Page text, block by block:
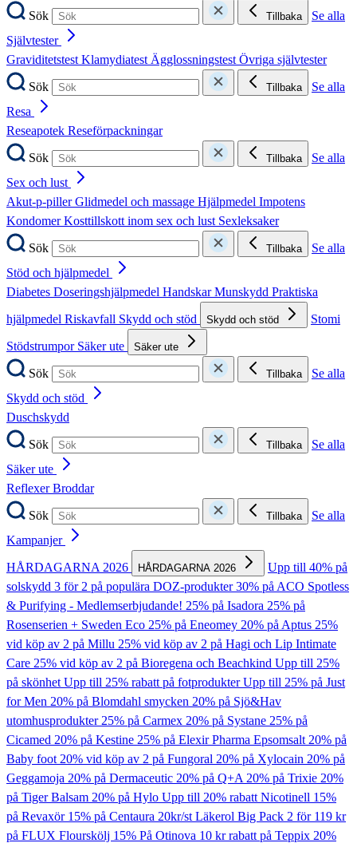
Sök
Tillbaka
Se alla
Självtester
GraviditetstestKlamydiatestÄgglossningstestÖvriga självtester
Sök
Tillbaka
Se alla
Resa
Reseapotek Reseförpackningar
Sök
Tillbaka
Se alla
Sex och lust
Akut-p-pillerGlidmedel och massage Hjälpmedel Impotens
KondomerKosttillskott inom sex och lust Sexleksaker
Sök
Tillbaka
Se alla
Stöd och hjälpmedel
Diabetes Doseringshjälpmedel HandskarMunskydd Praktiska
hjälpmedel Riskavfall Skydd och stöd Skydd och stöd
Stomi
Stödstrumpor Säker ute Säker ute
Sök Tillbaka
Se alla
Skydd och stöd
Duschskydd
Sök
Tillbaka
Se alla
Säker ute
ReflexerBroddar
Sök
Tillbaka
Se alla
Kampanjer
HÅRDAGARNA 2026
HÅRDAGARNA 2026
Upp till 40% på
solskydd 3 för 2 på populära DOZ-produkter30% på ACO Spotless
& Purifying - Medlemserbjudande! 25% på Isadora 25% på
Rosenserien + Sweden Eco 25% på Eneomey 20% på Aptus 25%
vid köp av 2 på Millu 25% vid köp av 2 på Hagi och Lip Intimate
Care 25% vid köp av 2 på Bioregena och Beachkind Upp till 25%
på skönhetUpp till 25% rabatt på fotprodukterUpp till 25% på Just
for Men 20% på Blomdahl smycken 20% på Sjö&Hav
utomhusprodukter25% på Carmex 20% på Systane 25% på
Cicamed 20% på Kestine 25% på Elexir Pharma Epsomsalt20% på
Baby foot20% vid köp av 2 på Fungoral 20% på Xylocain 20% på
Geggamoja 20% på Dermaceutic 20% på Q+A20% på Trixie 20%
på Tiger Balsam 20% på Hylo Upp till 20% rabatt Nicotinell 15%
på Revaxör 15% på Centaura 20kr/st Läkerol Big Pack 2 för 119 kr
på FLUX Flourskölj 15% På Otinova 10 kr rabatt på Teppix 20%